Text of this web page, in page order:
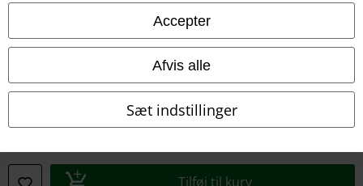
Accepter
Afvis alle
Sæt indstillinger
Tilføj til kurv
garanteret.
© 1986-2026 E.M.P. Merchandising HGmbH
EMP France